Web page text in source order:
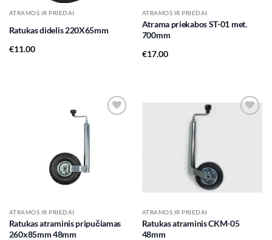
ATRAMOS IR PRIEDAI
Ratukas didelis 220X65mm
€11.00
ATRAMOS IR PRIEDAI
Atrama priekabos ST-01 met.
700mm
€17.00
ATRAMOS IR PRIEDAI
Ratukas atraminis pripučiamas
260x85mm 48mm
ATRAMOS IR PRIEDAI
Ratukas atraminis CKM-05
48mm